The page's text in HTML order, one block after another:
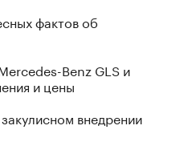
фактов об
Benz GLS и
и цены
внедрении